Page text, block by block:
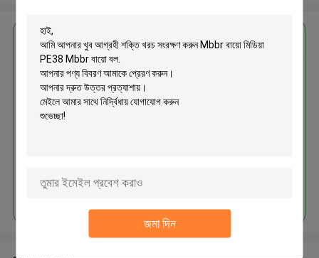
জমা দিন
এর সেরা মূল্য পান
শক্তি খরচ সংরক্ষণ করুন Mbbr বায়ো মিডিয়া
PE38 Mbbr বায়ো বল
চালিয়ে